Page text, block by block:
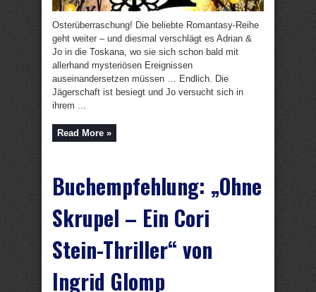
Osterüberraschung! Die beliebte Romantasy-Reihe
geht weiter – und diesmal verschlägt es Adrian &
Jo in die Toskana, wo sie sich schon bald mit
allerhand mysteriösen Ereignissen
auseinandersetzen müssen … Endlich. Die
Jägerschaft ist besiegt und Jo versucht sich in
ihrem ...
Read More »
Buchempfehlung: „Ohne
Skrupel – Ein Cori
Stein-Thriller“ von
Ingrid Glomp